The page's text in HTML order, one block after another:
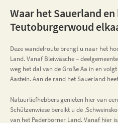
Waar het Sauerland
Teutoburgerwoud
Deze wandelroute brengt u naar het
Land. Vanaf Bleiwäsche –
weg het dal van de Große Aa in en
Aastein. Aan de rand het Sauerland
Natuurliefhebbers genieten hier van
Schützenwiese bereikt u de
van het Paderborner Land. Vanaf hier